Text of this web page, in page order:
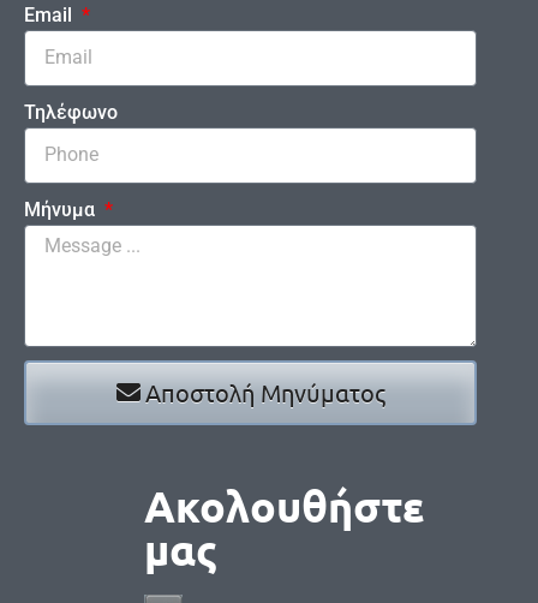
Email
Τηλέφωνο
Μήνυμα
Αποστολή Μηνύματος
Ακολουθήστε
μας